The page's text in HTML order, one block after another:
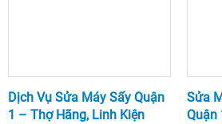
Dịch Vụ Sửa Máy Sấy Quận
1 – Thợ Hãng, Linh Kiện
Sửa
Quận